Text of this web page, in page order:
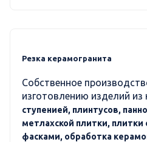
Резка керамогранита
Собственное
изготовлению изделий из
ступенией, плинтусов,
метлахской плитки, плитки
фасками, обработка